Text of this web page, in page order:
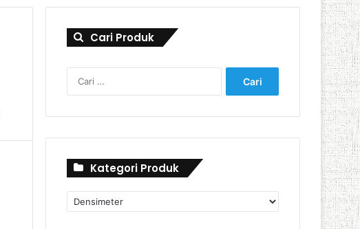
Cari Produk
untuk:
Kategori Produk
Kategori
Produk